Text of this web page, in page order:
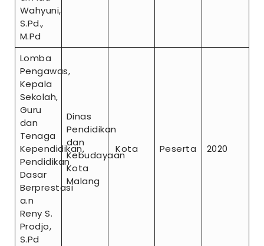
Wahyuni,
S.Pd.,
M.Pd
Lomba
Pengawas,
Kepala
Sekolah,
Guru
dan
Tenaga
Kependidikan,
Pendidikan
Dasar
Berprestasi
a.n
Reny S.
Prodjo,
S.Pd
Dinas
Pendidikan
dan
Kebudayaan
Kota
Malang
Kota Peserta 2020